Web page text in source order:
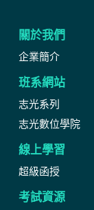
關於我們
企業簡介
班系網站
志光系列
志光數位學院
線上學習
超級函授
考試資源